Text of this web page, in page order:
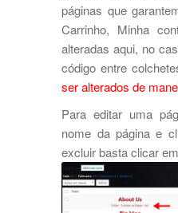
páginas que
Carrinho, Minha
alteradas aqui, no
código entre
ser alterados de
Para editar uma
nome da página e
excluir basta clicar